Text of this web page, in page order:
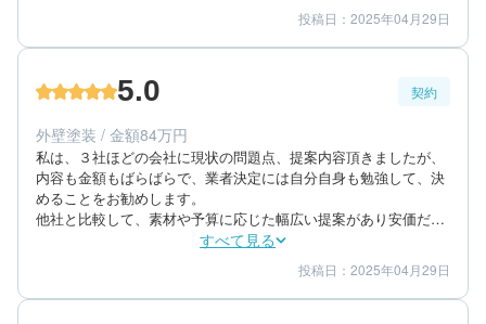
仕上がり 5
満足度 5
60代/男性/一戸建て
築年数：30年
投稿日：2025年04月29日
5.0 契約
外壁塗装 / 金額84万円
私は、３社ほどの会社に現状の問題点、提案内容頂きましたが、
内容も金額もばらばらで、業者決定には自分自身も勉強して、決
めることをお勧めします。
他社と比較して、素材や予算に応じた幅広い提案があり安価だっ
項目ごとの金額に説明があり、内容もわかり易かった。提案内容
対応内容や速度は満足している。また、連絡の頻度も適切であっ
すべて見る
金額感 5
担当者 5
投稿日：2025年04月29日